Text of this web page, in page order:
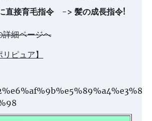
に直接育毛指令 -> 髪の成長指令!
詳細ページへ
ピュア】